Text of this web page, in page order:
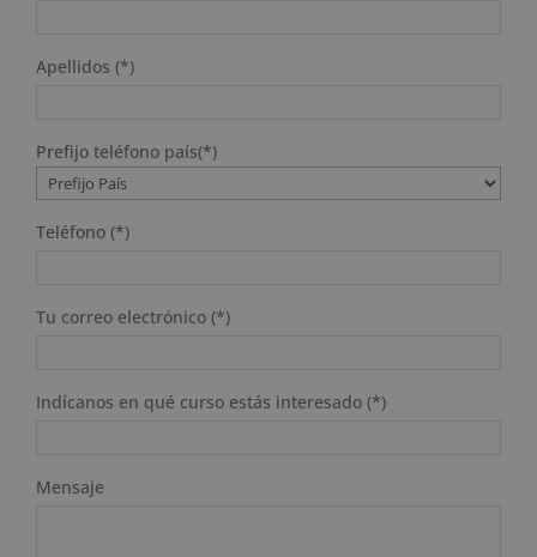
Apellidos (*)
Prefijo teléfono país(*)
Teléfono (*)
Tu correo electrónico (*)
Indícanos en qué curso estás interesado (*)
Mensaje